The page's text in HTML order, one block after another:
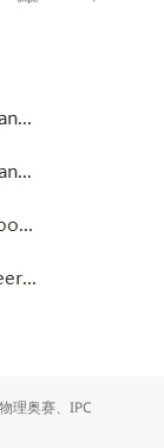
理奥赛、IPC